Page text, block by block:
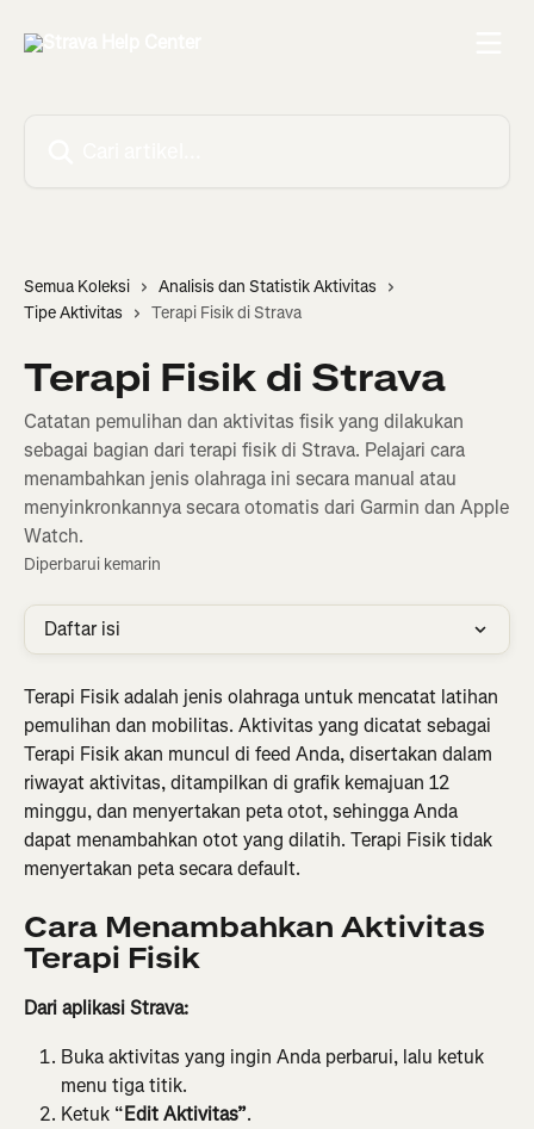
Semua Koleksi
Analisis dan Statistik Aktivitas
Tipe Aktivitas
Terapi Fisik di Strava
Terapi Fisik di Strava
Catatan pemulihan dan aktivitas fisik yang dilakukan
sebagai bagian dari terapi fisik di Strava. Pelajari cara
menambahkan jenis olahraga ini secara manual atau
menyinkronkannya secara otomatis dari Garmin dan Apple
Watch.
Diperbarui kemarin
Daftar isi
Terapi Fisik adalah jenis olahraga untuk mencatat latihan
pemulihan dan mobilitas. Aktivitas yang dicatat sebagai
Terapi Fisik akan muncul di feed Anda, disertakan dalam
riwayat aktivitas, ditampilkan di grafik kemajuan 12
minggu, dan menyertakan peta otot, sehingga Anda
dapat menambahkan otot yang dilatih. Terapi Fisik tidak
menyertakan peta secara default.
Cara Menambahkan Aktivitas
Terapi Fisik
Dari aplikasi Strava:
Buka aktivitas yang ingin Anda perbarui, lalu ketuk
menu tiga titik.
Ketuk “Edit Aktivitas”.